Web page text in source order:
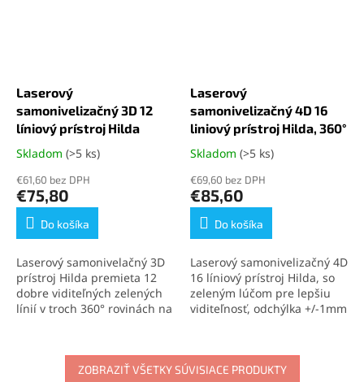
Laserový
samonivelizačný 3D 12
líniový prístroj Hilda
Priemerné
produktu
je
4,3
hviezdičiek.
Skladom (>5 ks)
€61,60 bez DPH
€75,80
Do košíka
Laserový samonivelačný 3D
prístroj Hilda premieta 12
dobre viditeľných zelených
línií v troch 360° rovinách na
Ponúka presnosť ±1 mm na
7 m, pracovný dosah do 30
Laserový
samonivelizačný 4D 16
liniový prístroj Hilda, 360°
Priemerné
produktu
je
4,3
hviezdičiek.
Skladom (>5 ks)
€69,60 bez DPH
€85,60
Do košíka
Laserový samonivelizačný 4D
16 líniový prístroj Hilda, so
zeleným lúčom pre lepšiu
viditeľnosť, odchýlka +/-1mm
krížovým laserom aj pod
uhlami, vhodné na prácu v
ZOBRAZIŤ VŠETKY SÚVISIACE PRODUKTY